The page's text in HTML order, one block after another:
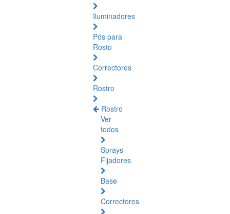
Iluminadores
Pós para
Rosto
Correctores
Rostro
Rostro
Ver
todos
Sprays
Fijadores
Base
Correctores